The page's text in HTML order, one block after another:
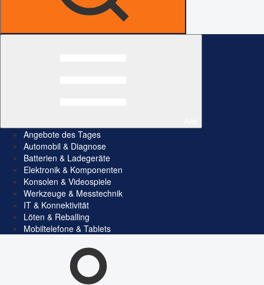
Angebote des Tages
Automobil & Diagnose
Batterien & Ladegeräte
Elektronik & Komponenten
Konsolen & Videospiele
Werkzeuge & Messtechnik
IT & Konnektivität
Löten & Reballing
Mobiltelefone & Tablets